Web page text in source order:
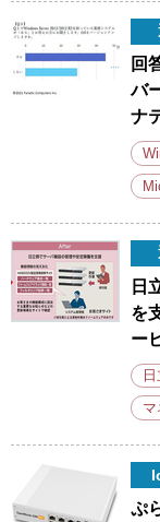
回
バ
ナ
日
を
ー
マ
ぷ